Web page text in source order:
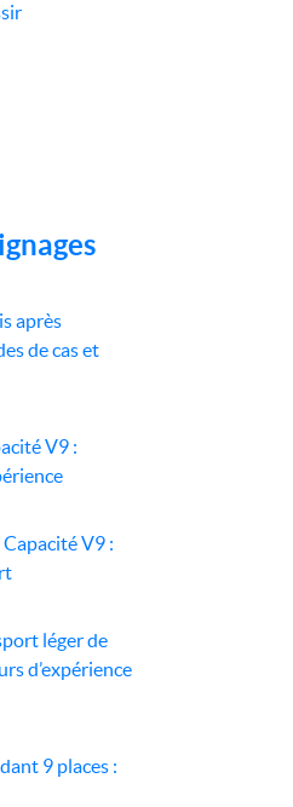
après
de cas et
V9 :
V9 :
léger de
d’expérience
9 places :